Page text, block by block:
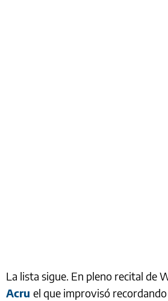
La lista sigue. En pleno recital de
Acru el que improvisó